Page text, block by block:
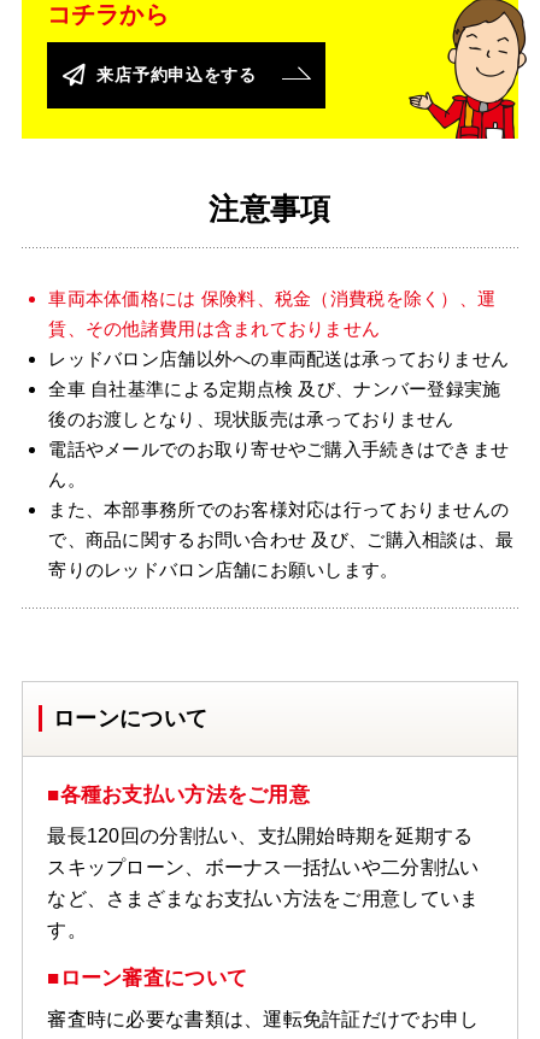
コチラから
来店予約申込をする
注意事項
車両本体価格には 保険料、税金（消費税を除く）、運
賃、その他諸費用は含まれておりません
レッドバロン店舗以外への車両配送は承っておりません
全車 自社基準による定期点検 及び、ナンバー登録実施
後のお渡しとなり、現状販売は承っておりません
電話やメールでのお取り寄せやご購入手続きはできませ
ん。
また、本部事務所でのお客様対応は行っておりませんの
で、商品に関するお問い合わせ 及び、ご購入相談は、最
寄りのレッドバロン店舗にお願いします。
ローンについて
■各種お支払い方法をご用意
最長120回の分割払い、支払開始時期を延期する
スキップローン、ボーナス一括払いや二分割払い
など、さまざまなお支払い方法をご用意していま
す。
■ローン審査について
審査時に必要な書類は、運転免許証だけでお申し